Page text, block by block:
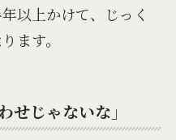
以上かけて、じっく
ます。
せじゃないな」